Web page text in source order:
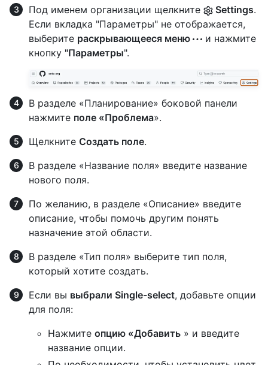
Под именем организации щелкните
Settings.
Если вкладка "Параметры" не отображается,
выберите раскрывающееся меню
и нажмите
кнопку "Параметры".
В разделе «Планирование» боковой панели
нажмите поле «Проблема».
Щелкните Создать поле.
В разделе «Название поля» введите название
нового поля.
По желанию, в разделе «Описание» введите
описание, чтобы помочь другим понять
назначение этой области.
В разделе «Тип поля» выберите тип поля,
который хотите создать.
Если вы выбрали Single-select, добавьте опции
для поля:
Нажмите опцию «Добавить » и введите
название опции.